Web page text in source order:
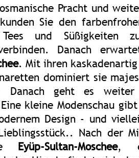
Pracht und
Sie den
und Süßigkeiten
Danach
. Mit ihren
dominiert sie
Danach geht es
kleine Modenschau
Design - und
Nach der
Eyüp-Sultan-Moschee,